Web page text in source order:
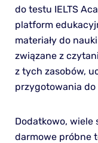
do testu IELTS
platform
materiały do
związane z
z tych zasobów,
przygotowania
Dodatkowo,
darmowe próbne